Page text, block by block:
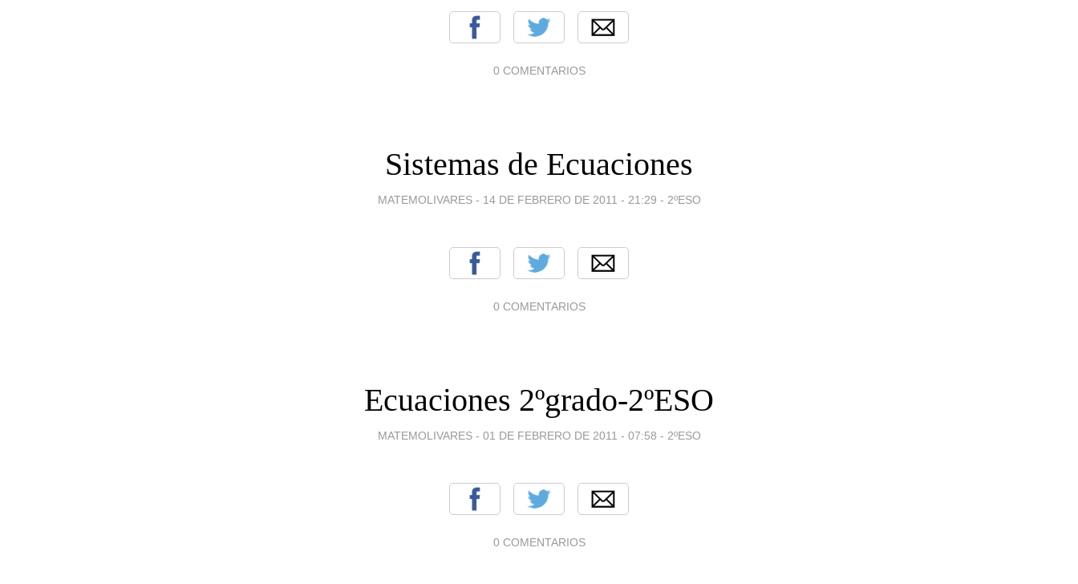
0 COMENTARIOS
Sistemas de Ecuaciones
MATEMOLIVARES - 14 DE FEBRERO DE 2011 - 21:29 - 2ºESO
0 COMENTARIOS
Ecuaciones 2ºgrado-2ºESO
MATEMOLIVARES - 01 DE FEBRERO DE 2011 - 07:58 - 2ºESO
0 COMENTARIOS